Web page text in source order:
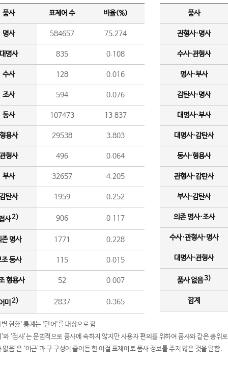
품사 표제어 수 비율(%)
명사 584657 75.274
명사 835 0.108
수사 128 0.016
조사 594 0.076
동사 107473 13.837
용사 29538 3.803
형사 496 0.064
부사 32657 4.205
탄사 1959 0.252
사2) 906 0.117
존 명사 1771 0.228
조 동사 115 0.015
형용사 52 0.007
미 2) 2837 0.365
품사
관형사·명사
수사·관형사
명사·부사
감탄사·명사
대명사·부사
대명사·감탄사
동사·형용사
관형사·감탄사
부사·감탄사
의존 명사·조사
수사·관형사·명사
대명사·관형사
품사 없음3)
합계
현황' 통계는 '단어'를 대상으로 함.
와 ‘접사’는 문법적으로 품사에 속하지 않지만 사용자 편의를 위하여 품사와 같은 층위
없음’은 ‘어근’과 구 구성이 줄어든 한 어절 표제어로 품사 정보를 주지 않은 것을 말함.